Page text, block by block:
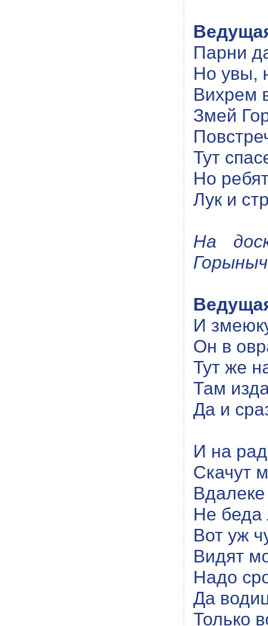
Парни
Но увы,
Вихрем
Змей
Тут
Но
Лук и
На
И
Он в
Тут же
Там
Да и
И на
Скачут
Вдалеке
Не беда
Вот уж
Видят
Надо
Да
Только